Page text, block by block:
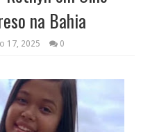
na Bahia
17, 2025 0